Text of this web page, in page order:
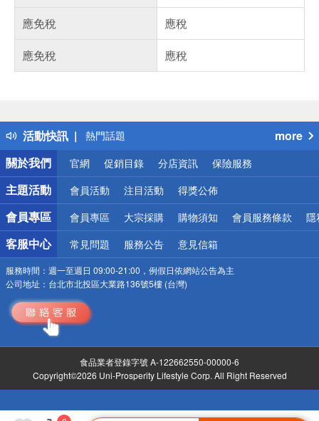
應免稅
應稅
應免稅
應稅
活動快訊
得獎公告
熱門話題
銀行優惠
偏遠地區配送
詐騙網頁！請小心！
more
關於我們
官網 促銷目錄 分店資訊 保險服務
主題活動 會員活動 注目活動 得獎公佈
會員專區 會員專區 大宗採購 購物須知 會員服務條款 隱
客服中心 常見問題 服務公告 意見信箱
服務時間： 週一至週日 09:00-21:00，例假日依網站公告為主
公司地址： 台北市北投區大業路136號5樓 (台灣)
食品業者登錄字號 A-122662550-00000-6
Copyright©2026 Uni-Prosperity Lifestyle Corp. All Right Reserved